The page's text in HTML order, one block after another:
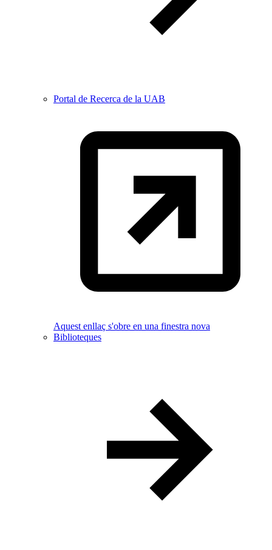
Portal de Recerca de la UAB
Aquest enllaç s'obre en una finestra nova
Biblioteques